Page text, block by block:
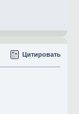
Цитировать